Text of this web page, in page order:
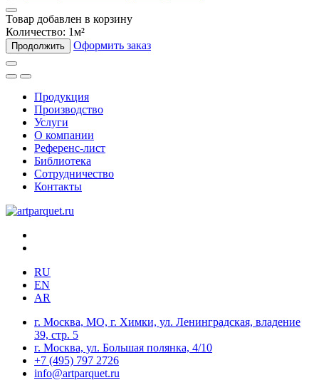
Товар добавлен в корзину
Количество: 1м²
Продолжить Оформить заказ
Продукция
Производство
Услуги
О компании
Референс-лист
Библиотека
Сотрудничество
Контакты
RU
EN
AR
г. Москва, МО, г. Химки, ул. Ленинградская, владение
39, стр. 5
г. Москва, ул. Большая полянка, 4/10
+7 (495) 797 2726
info@artparquet.ru